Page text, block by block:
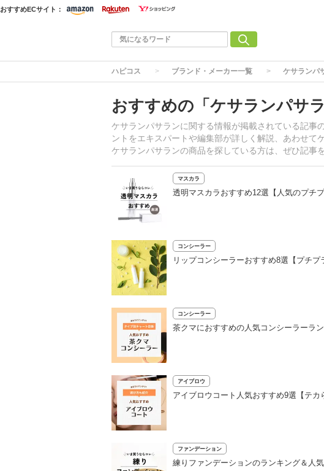
おすすめECサイト：
ハピコス ブランド・メーカー一覧 ケサランパ
おすすめの「ケサランパサ
ケサランパサランに関する情報が掲載されている記事
ントをエキスパートや編集部が詳しく解説、あわせて
ケサランパサランの商品を探している方は、ぜひ記事
マスカラ
透明マスカラおすすめ12選【人気のプチ
コンシーラー
リップコンシーラーおすすめ8選【プチ
コンシーラー
茶クマにおすすめの人気コンシーラーラ
アイブロウ
アイブロウコート人気おすすめ9選【テ
ファンデーション
練りファンデーションのランキング＆人